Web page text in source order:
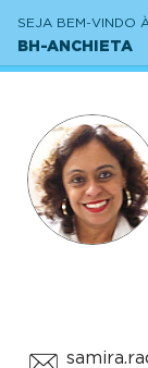
SEJA BEM-VINDO
BH-ANCHIETA